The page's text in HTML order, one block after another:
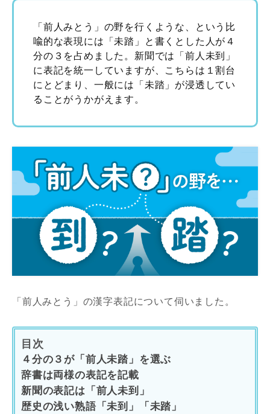
「前人みとう」の野を行くような、という比
喩的な表現には「未踏」と書くとした人が４
分の３を占めました。新聞では「前人未到」
に表記を統一していますが、こちらは１割台
にとどまり、一般には「未踏」が浸透してい
ることがうかがえます。
「前人みとう」の漢字表記について伺いました。
目次
４分の３が「前人未踏」を選ぶ
辞書は両様の表記を記載
新聞の表記は「前人未到」
歴史の浅い熟語「未到」「未踏」